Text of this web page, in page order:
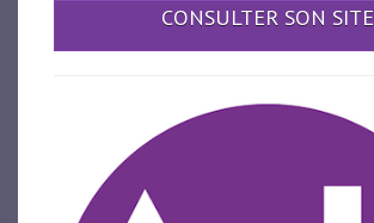
CONSULTER SON SITE